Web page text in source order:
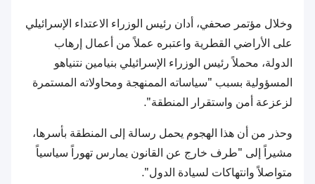
وخلال مؤتمر صحفي، أدان رئيس الوزراء الاعتداء الإسرائيلي
على الأراضي القطرية واعتبره عملاً من أعمال إرهاب
الدولة، محملاً رئيس الوزراء الإسرائيلي بنيامين نتنياهو
المسؤولية بسبب "سياساته الممنهجة ومحاولاته المستمرة
لزعزعة أمن واستقرار المنطقة".
وحذر من أن هذا الهجوم يحمل رسالة إلى المنطقة بأسرها،
مشيراً إلى "طرف خارج عن القانون يمارس تهوراً سياسياً
متواصلاً وانتهاكات لسيادة الدول".